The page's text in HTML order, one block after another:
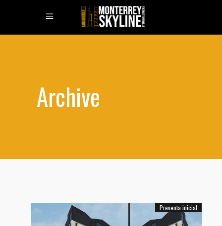
Archive
Preventa inicial